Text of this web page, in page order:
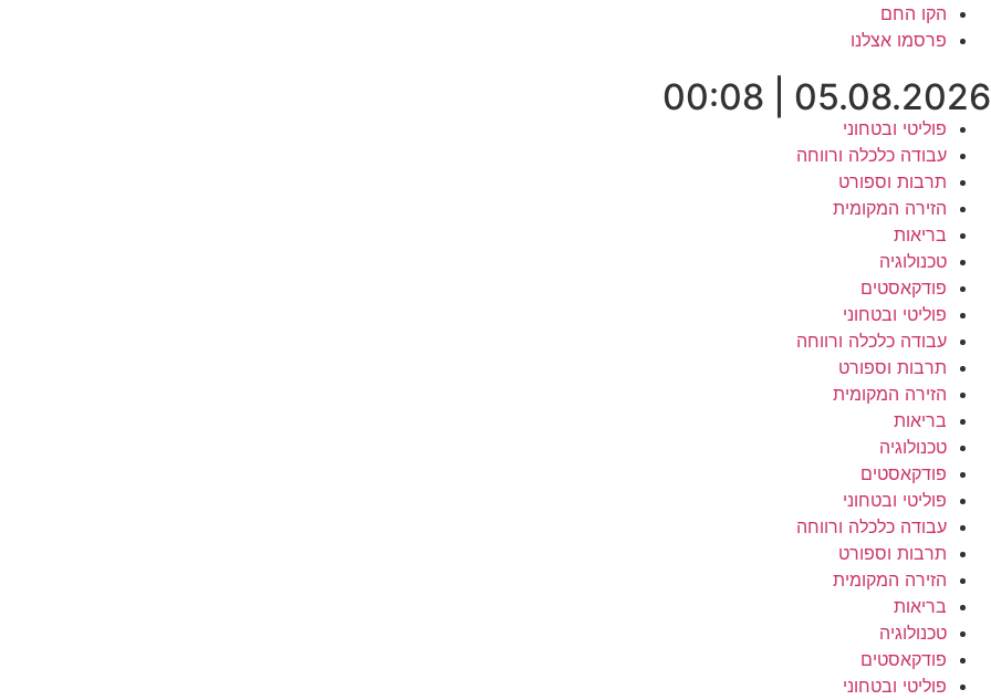
לתוכן
הקו החם
פרסמו אצלנו
05.08.2026 | 00:08
פוליטי ובטחוני
עבודה כלכלה ורווחה
תרבות וספורט
הזירה המקומית
בריאות
טכנולוגיה
פודקאסטים
פוליטי ובטחוני
עבודה כלכלה ורווחה
תרבות וספורט
הזירה המקומית
בריאות
טכנולוגיה
פודקאסטים
פוליטי ובטחוני
עבודה כלכלה ורווחה
תרבות וספורט
הזירה המקומית
בריאות
טכנולוגיה
פודקאסטים
פוליטי ובטחוני